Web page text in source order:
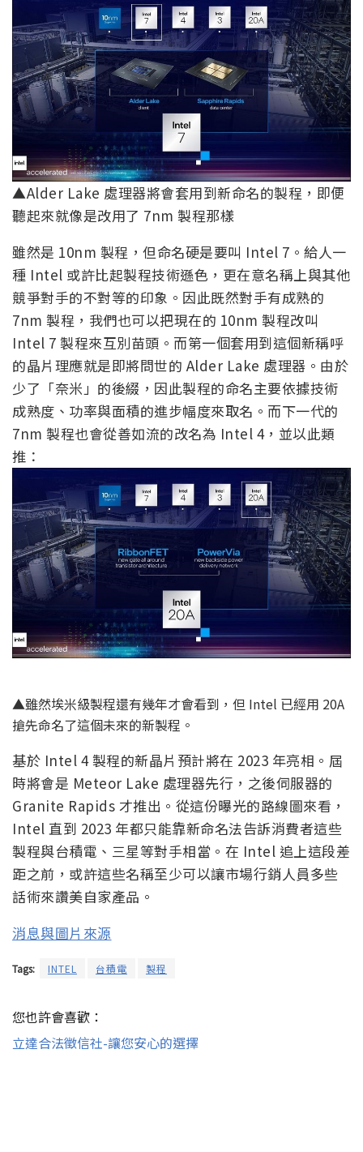
▲Alder Lake 處理器將會套用到新命名的製程，即便
聽起來就像是改用了 7nm 製程那樣
雖然是 10nm 製程，但命名硬是要叫 Intel 7。給人一
種 Intel 或許比起製程技術遜色，更在意名稱上與其他
競爭對手的不對等的印象。因此既然對手有成熟的
7nm 製程，我們也可以把現在的 10nm 製程改叫
Intel 7 製程來互別苗頭。而第一個套用到這個新稱呼
的晶片理應就是即將問世的 Alder Lake 處理器。由於
少了「奈米」的後綴，因此製程的命名主要依據技術
成熟度、功率與面積的進步幅度來取名。而下一代的
7nm 製程也會從善如流的改名為 Intel 4，並以此類
推：
▲雖然埃米級製程還有幾年才會看到，但 Intel 已經用 20A
搶先命名了這個未來的新製程。
基於 Intel 4 製程的新晶片預計將在 2023 年亮相。屆
時將會是 Meteor Lake 處理器先行，之後伺服器的
Granite Rapids 才推出。從這份曝光的路線圖來看，
Intel 直到 2023 年都只能靠新命名法告訴消費者這些
製程與台積電、三星等對手相當。在 Intel 追上這段差
距之前，或許這些名稱至少可以讓市場行銷人員多些
話術來讚美自家產品。
消息與圖片來源
Tags: INTEL 台積電 製程
您也許會喜歡：
立達合法徵信社-讓您安心的選擇